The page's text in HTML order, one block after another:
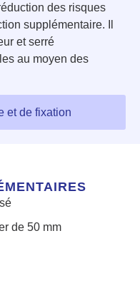
des risques
supplémentaire. Il
et serré
au moyen des
et de fixation
de 50 mm